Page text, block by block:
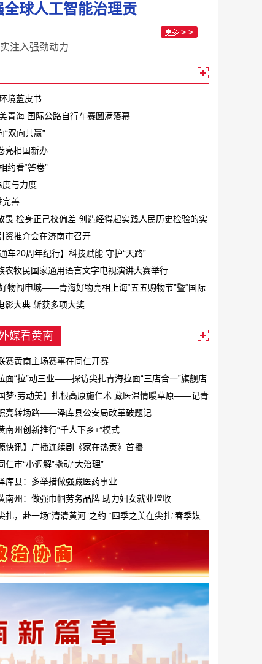
球人工智能治理贡
注入强劲动力
境蓝皮书
青海 国际公路自行车赛圆满落幕
“双向共赢”
亮相国新办
约看“答卷”
度与力度
完善
畏 检身正己校偏差 创造经得起实践人民历史检验的实
资推介会在济南市召开
车20周年纪行】科技赋能 守护“天路”
农牧民国家通用语言文字电视演讲大赛举行
物闯申城——青海好物亮相上海“五五购物节”暨“国际
影大典 斩获多项大奖
媒看黄南
赛黄南主场赛事在同仁开赛
面“拉”动三业——探访尖扎青海拉面“三店合一”旗舰店
梦·劳动美】扎根高原施仁术 藏医温情暖草原——记青
一劳动奖章获得者、河南县蒙藏医院副院长扎西才华
亮转场路——泽库县公安局改革破题记
南州创新推行“千人下乡+”模式
快讯】广播连续剧《家在热贡》首播
仁市“小调解”撬动“大治理”
库县：多举措做强藏医药事业
南州：做强巾帼劳务品牌 助力妇女就业增收
扎，赴一场“清清黄河”之约 “四季之美在尖扎”春季媒
动启幕